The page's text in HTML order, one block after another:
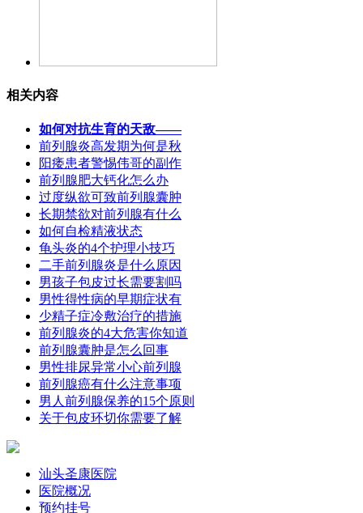
相关内容
如何对抗生育的天敌——
前列腺炎高发期为何是秋
阳痿患者警惕伟哥的副作
前列腺肥大钙化怎么办
过度纵欲可致前列腺囊肿
长期禁欲对前列腺有什么
如何自检精液状态
龟头炎的4个护理小技巧
二手前列腺炎是什么原因
男孩子包皮过长需要割吗
男性得性病的早期症状有
少精子症冷敷治疗的措施
前列腺炎的4大危害你知道
前列腺囊肿是怎么回事
男性排尿异常小心前列腺
前列腺癌有什么注意事项
男人前列腺保养的15个原则
关于包皮环切你需要了解
汕头圣康医院
医院概况
预约挂号